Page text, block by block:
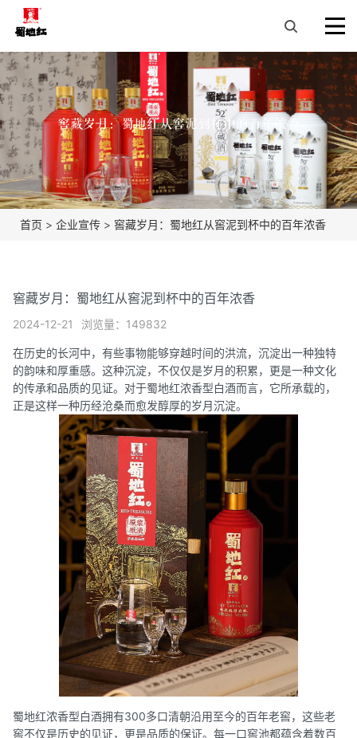
窖藏岁月：蜀地红从窖泥到杯中的百年浓香
首页 > 企业宣传 > 窖藏岁月：蜀地红从窖泥到杯中的百年浓香
窖藏岁月：蜀地红从窖泥到杯中的百年浓香
2024-12-21 浏览量：149832
在历史的长河中，有些事物能够穿越时间的洪流，沉淀出一种独特
的韵味和厚重感。这种沉淀，不仅仅是岁月的积累，更是一种文化
的传承和品质的见证。对于蜀地红浓香型白酒而言，它所承载的，
正是这样一种历经沧桑而愈发醇厚的岁月沉淀。
蜀地红浓香型白酒拥有300多口清朝沿用至今的百年老窖，这些老
窖不仅是历史的见证，更是品质的保证。每一口窖池都蕴含着数百